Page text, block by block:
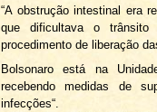
“A obstrução intestinal era
que dificultava o
procedimento de liberação
Bolsonaro está na
recebendo medidas de
infecções“.